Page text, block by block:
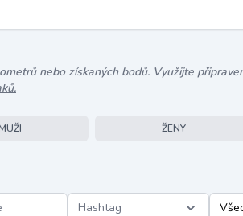
nebo získaných bodů. Využijte
ŽENY
Hashtag